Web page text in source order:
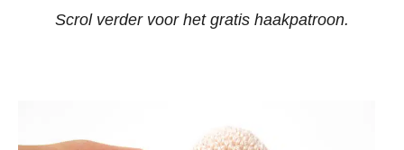
Scrol verder voor het gratis haakpatroon.